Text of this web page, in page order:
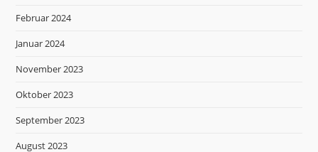
Februar 2024
Januar 2024
November 2023
Oktober 2023
September 2023
August 2023